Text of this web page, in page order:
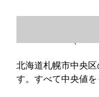
北海道札幌市中央
す。すべて中央値を